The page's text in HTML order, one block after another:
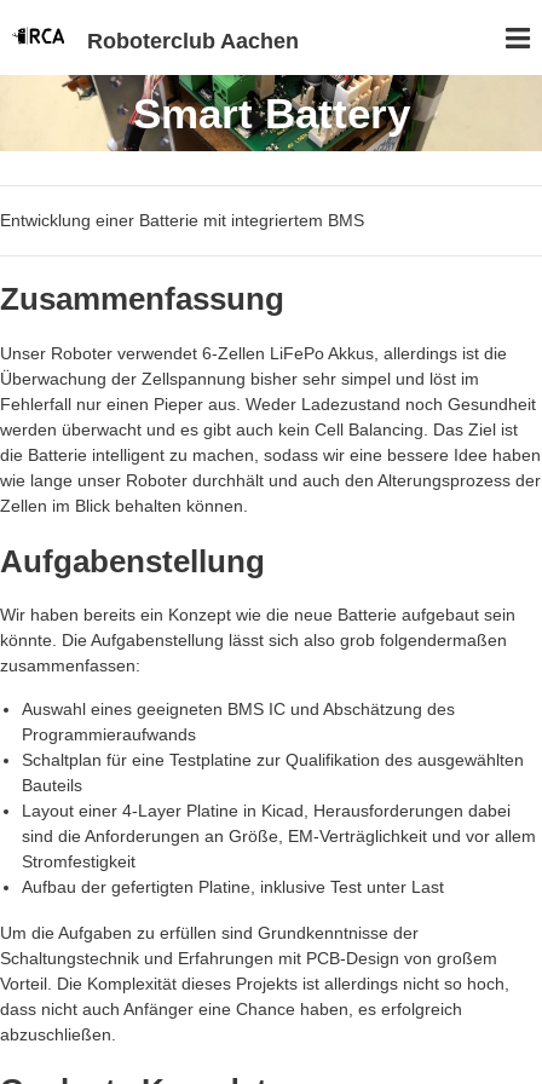
Roboterclub Aachen
Smart Battery
Entwicklung einer Batterie mit integriertem BMS
Zusammenfassung
Unser Roboter verwendet 6-Zellen LiFePo Akkus, allerdings ist die
Überwachung der Zellspannung bisher sehr simpel und löst im
Fehlerfall nur einen Pieper aus. Weder Ladezustand noch Gesundheit
werden überwacht und es gibt auch kein Cell Balancing. Das Ziel ist
die Batterie intelligent zu machen, sodass wir eine bessere Idee haben
wie lange unser Roboter durchhält und auch den Alterungsprozess der
Zellen im Blick behalten können.
Aufgabenstellung
Wir haben bereits ein Konzept wie die neue Batterie aufgebaut sein
könnte. Die Aufgabenstellung lässt sich also grob folgendermaßen
zusammenfassen:
Auswahl eines geeigneten BMS IC und Abschätzung des
Programmieraufwands
Schaltplan für eine Testplatine zur Qualifikation des ausgewählten
Bauteils
Layout einer 4-Layer Platine in Kicad, Herausforderungen dabei
sind die Anforderungen an Größe, EM-Verträglichkeit und vor allem
Stromfestigkeit
Aufbau der gefertigten Platine, inklusive Test unter Last
Um die Aufgaben zu erfüllen sind Grundkenntnisse der
Schaltungstechnik und Erfahrungen mit PCB-Design von großem
Vorteil. Die Komplexität dieses Projekts ist allerdings nicht so hoch,
dass nicht auch Anfänger eine Chance haben, es erfolgreich
abzuschließen.